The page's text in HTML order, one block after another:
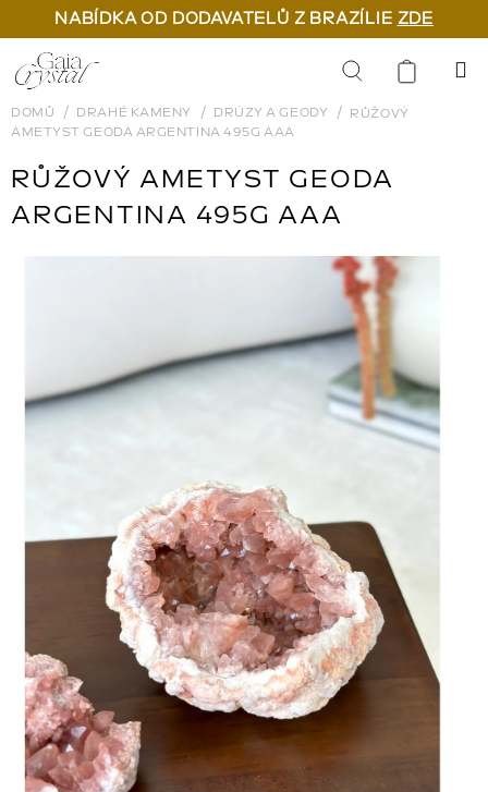
NABÍDKA OD DODAVATELŮ Z BRAZÍLIE ZDE
Přejít
na
obsah
Hledat
DOMŮ DRAHÉ KAMENY DRÚZY A GEODY
RŮŽOVÝ
AMETYST GEODA ARGENTINA 495G AAA
RŮŽOVÝ AMETYST GEODA
ARGENTINA 495G AAA